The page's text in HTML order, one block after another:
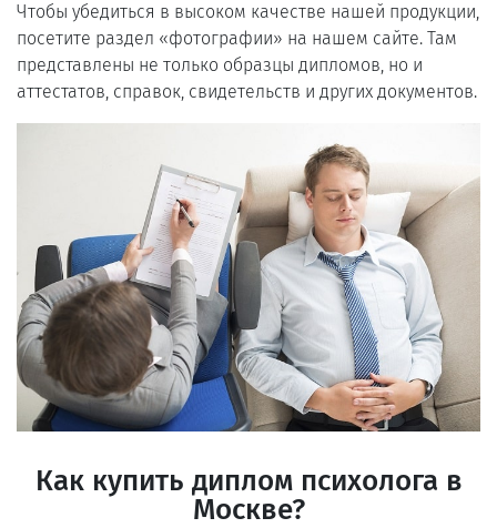
Чтобы убедиться в высоком качестве нашей продукции,
посетите раздел «фотографии» на нашем сайте. Там
представлены не только образцы дипломов, но и
аттестатов, справок, свидетельств и других документов.
Как купить диплом психолога в
Москве?